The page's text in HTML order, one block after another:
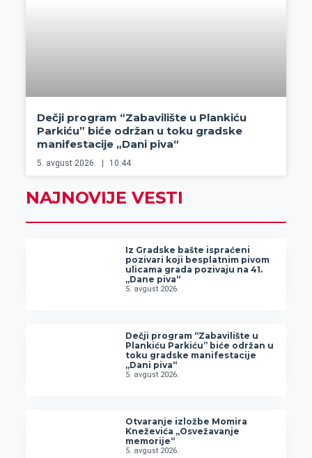
Dečji program “Zabavilište u Plankiću
Parkiću” biće održan u toku gradske
manifestacije „Dani piva“
5. avgust 2026. 10:44
NAJNOVIJE VESTI
Iz Gradske bašte ispraćeni
pozivari koji besplatnim pivom
ulicama grada pozivaju na 41.
„Dane piva“
5. avgust 2026.
Dečji program “Zabavilište u
Plankiću Parkiću” biće održan u
toku gradske manifestacije
„Dani piva“
5. avgust 2026.
Otvaranje izložbe Momira
Kneževića „Osvežavanje
memorije“
5. avgust 2026.